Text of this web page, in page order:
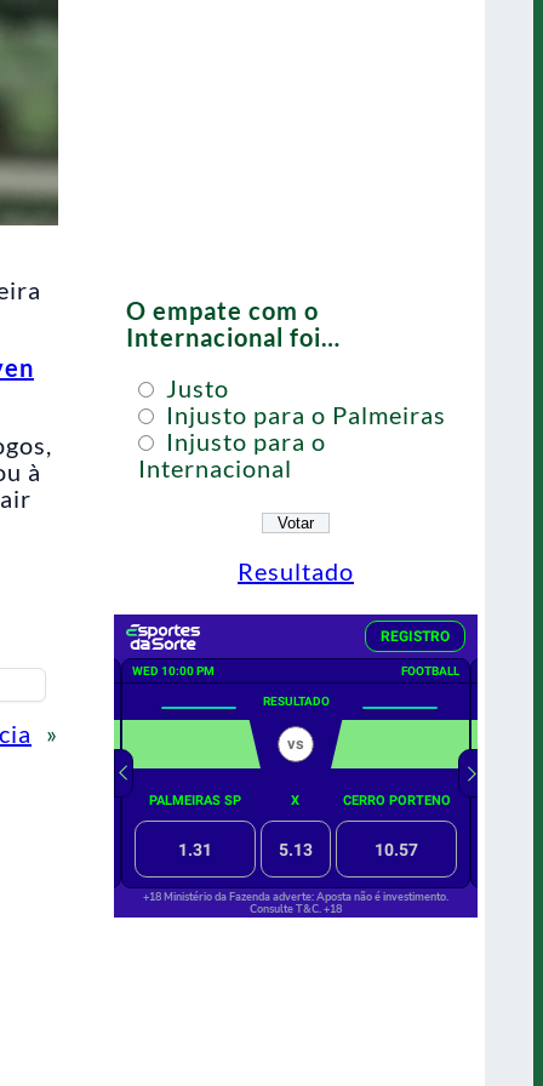
à
»
O empate com o
Internacional foi…
Justo
Injusto para o Palmeiras
Injusto para o
Internacional
Resultado